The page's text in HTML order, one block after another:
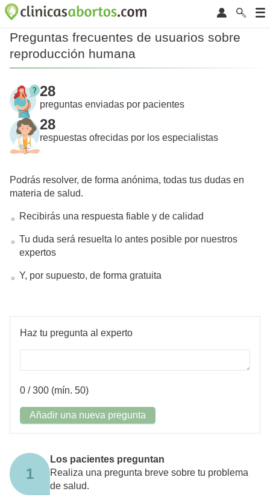
Preguntas frecuentes de usuarios sobre
reproducción humana
28
preguntas enviadas por pacientes
28
respuestas ofrecidas por los especialistas
Podrás resolver, de forma anónima, todas tus dudas en
materia de salud.
Recibirás una respuesta fiable y de calidad
Tu duda será resuelta lo antes posible por nuestros
expertos
Y, por supuesto, de forma gratuita
Haz tu pregunta al experto
0 / 300 (mín. 50)
Añadir una nueva pregunta
1
Los pacientes preguntan
Realiza una pregunta breve sobre tu problema
de salud.